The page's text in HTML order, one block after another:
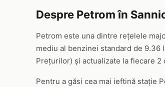
Despre Petrom în
Petrom este una dintre rețelele
mediu al benzinei standard de
Prețurilor) și actualizate la fiecare 2
Pentru a găsi cea mai ieftină stație